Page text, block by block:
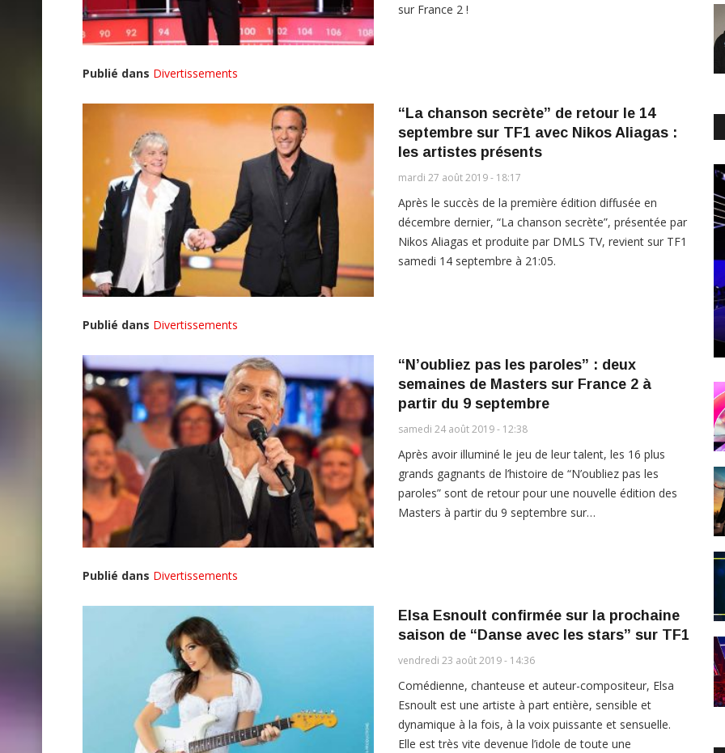
sur France 2 !
Publié dans Divertissements
“La chanson secrète” de retour le 14
septembre sur TF1 avec Nikos Aliagas :
les artistes présents
mardi 27 août 2019 - 18:17
Après le succès de la première édition diffusée en
décembre dernier, “La chanson secrète”, présentée par
Nikos Aliagas et produite par DMLS TV, revient sur TF1
samedi 14 septembre à 21:05.
Publié dans Divertissements
“N’oubliez pas les paroles” : deux
semaines de Masters sur France 2 à
partir du 9 septembre
samedi 24 août 2019 - 12:38
Après avoir illuminé le jeu de leur talent, les 16 plus
grands gagnants de l’histoire de “N’oubliez pas les
paroles” sont de retour pour une nouvelle édition des
Masters à partir du 9 septembre sur…
Publié dans Divertissements
Elsa Esnoult confirmée sur la prochaine
saison de “Danse avec les stars” sur TF1
vendredi 23 août 2019 - 14:36
Comédienne, chanteuse et auteur-compositeur, Elsa
Esnoult est une artiste à part entière, sensible et
dynamique à la fois, à la voix puissante et sensuelle.
Elle est très vite devenue l’idole de toute une